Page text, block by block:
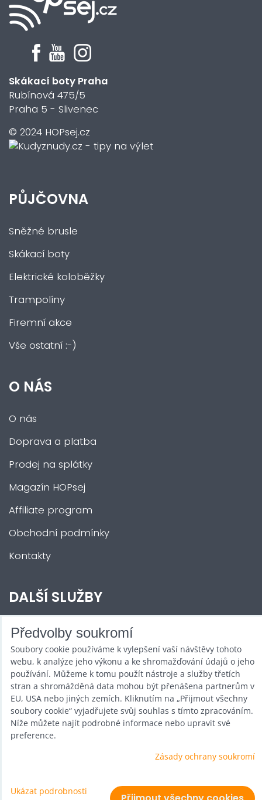
Skákací boty Praha
Rubínová 475/5
Praha 5 - Slivenec
© 2024 HOPsej.cz
PŮJČOVNA
Sněžné brusle
Skákací boty
Elektrické koloběžky
Trampolíny
Firemní akce
Vše ostatní :-)
O NÁS
O nás
Doprava a platba
Prodej na splátky
Magazín HOPsej
Affiliate program
Obchodní podmínky
Kontakty
DALŠÍ SLUŽBY
Zábava na Vaši akci
Půjčovna
Promotéři
Kurzy a setkání
Velkoobchod
Nabídka práce
Předvolby soukromí Zásady ochrany soukromí
Předvolby soukromí
Soubory cookie používáme k vylepšení vaší návštěvy tohoto
webu, k analýze jeho výkonu a ke shromažďování údajů o jeho
používání. Můžeme k tomu použít nástroje a služby třetích
stran a shromážděná data mohou být přenášena partnerům v
EU, USA nebo jiných zemích. Kliknutím na „Přijmout všechny
soubory cookie“ vyjadřujete svůj souhlas s tímto zpracováním.
Níže můžete najít podrobné informace nebo upravit své
preference.
Zásady ochrany soukromí
Ukázat podrobnosti